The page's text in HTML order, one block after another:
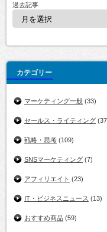
過去記事
カテゴリー
マーケティング一般 (33)
セールス・ライティング
戦略・思考 (109)
SNSマーケティング (7)
アフィリエイト (23)
IT・ビジネスニュース (13)
おすすめ商品 (59)